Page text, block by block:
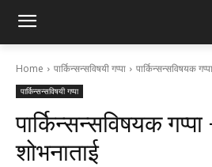
Home पार्किन्सन्सविषयी गप्पा पार्किन्सन्सविषयक
पार्किन्सन्सविषयी गप्पा
पार्किन्सन्सविषयक
शोभनाताई